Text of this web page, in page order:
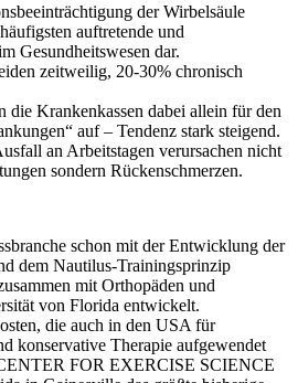
der Wirbelsäule
auftretende und
Gesundheitswesen dar.
zeitweilig, 20-30% chronisch
Krankenkassen dabei allein für den
auf – Tendenz stark steigend.
an Arbeitstagen verursachen nicht
sondern Rückenschmerzen.
schon mit der Entwicklung der
dem Nautilus-Trainingsprinzip
mit Orthopäden und
von Florida entwickelt.
die auch in den USA für
konservative Therapie aufgewendet
FOR EXERCISE SCIENCE